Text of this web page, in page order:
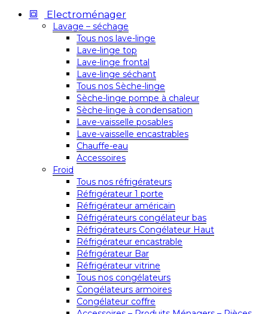
Electroménager
Lavage – séchage
Tous nos lave-linge
Lave-linge top
Lave-linge frontal
Lave-linge séchant
Tous nos Sèche-linge
Sèche-linge pompe à chaleur
Sèche-linge à condensation
Lave-vaisselle posables
Lave-vaisselle encastrables
Chauffe-eau
Accessoires
Froid
Tous nos réfrigérateurs
Réfrigérateur 1 porte
Réfrigérateur américain
Réfrigérateurs congélateur bas
Réfrigérateurs Congélateur Haut
Réfrigérateur encastrable
Réfrigérateur Bar
Réfrigérateur vitrine
Tous nos congélateurs
Congélateurs armoires
Congélateur coffre